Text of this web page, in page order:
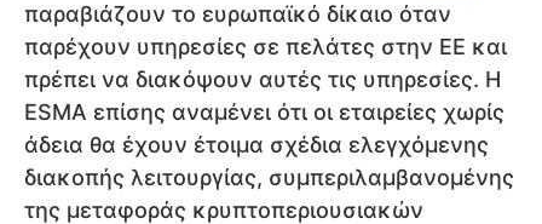
παραβιάζουν το ευρωπαϊκό δίκαιο όταν
παρέχουν υπηρεσίες σε πελάτες στην ΕΕ και
πρέπει να διακόψουν αυτές τις υπηρεσίες. Η
ESMA επίσης αναμένει ότι οι εταιρείες χωρίς
άδεια θα έχουν έτοιμα σχέδια ελεγχόμενης
διακοπής λειτουργίας, συμπεριλαμβανομένης
της μεταφοράς κρυπτοπεριουσιακών